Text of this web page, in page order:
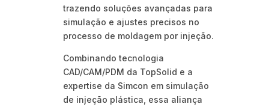
trazendo soluções avançadas para
simulação e ajustes precisos no
processo de moldagem por injeção.
Combinando tecnologia
CAD/CAM/PDM da TopSolid e a
expertise da Simcon em simulação
de injeção plástica, essa aliança